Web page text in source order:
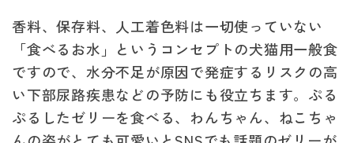
レ
バ
ー
の
数
レ
バ
ー
の
数
香料、保存料、人工着色料は一切使っていない
「食べるお水」というコンセプトの犬猫用一般食
ですので、水分不足が原因で発症するリスクの高
い下部尿路疾患などの予防にも役立ちます。ぷる
ぷるしたゼリーを食べる、わんちゃん、ねこちゃ